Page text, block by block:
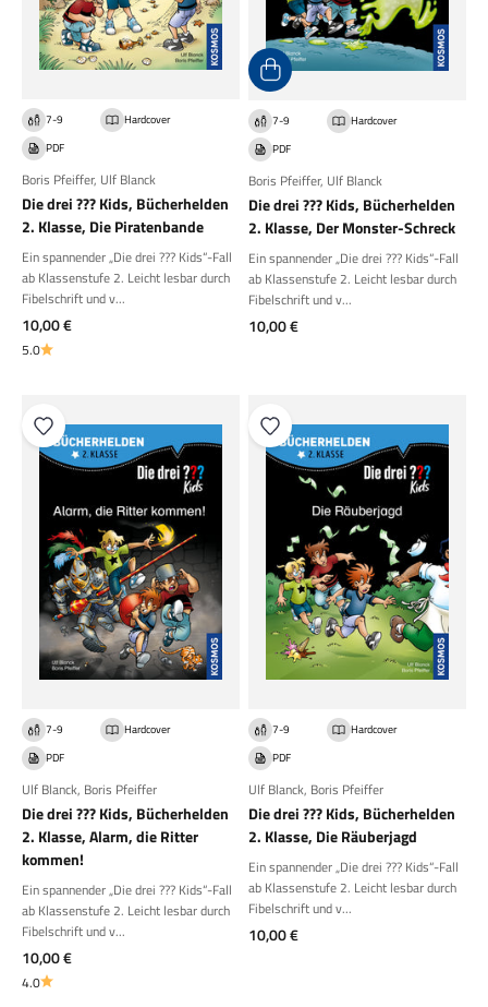
7-9
Hardcover
PDF
Boris Pfeiffer, Ulf Blanck
Die drei ??? Kids, Bücherhelden
2. Klasse, Die Piratenbande
Ein spannender „Die drei ??? Kids“-Fall
ab Klassenstufe 2. Leicht lesbar durch
Fibelschrift und v...
Angebot
10,00 €
5.0
7-9
Hardcover
PDF
Boris Pfeiffer, Ulf Blanck
Die drei ??? Kids, Bücherhelden
2. Klasse, Der Monster-Schreck
Ein spannender „Die drei ??? Kids“-Fall
ab Klassenstufe 2. Leicht lesbar durch
Fibelschrift und v...
Angebot
10,00 €
7-9
Hardcover
PDF
Ulf Blanck, Boris Pfeiffer
Die drei ??? Kids, Bücherhelden
2. Klasse, Alarm, die Ritter
kommen!
Ein spannender „Die drei ??? Kids“-Fall
ab Klassenstufe 2. Leicht lesbar durch
Fibelschrift und v...
Angebot
10,00 €
4.0
7-9
Hardcover
PDF
Ulf Blanck, Boris Pfeiffer
Die drei ??? Kids, Bücherhelden
2. Klasse, Die Räuberjagd
Ein spannender „Die drei ??? Kids“-Fall
ab Klassenstufe 2. Leicht lesbar durch
Fibelschrift und v...
Angebot
10,00 €